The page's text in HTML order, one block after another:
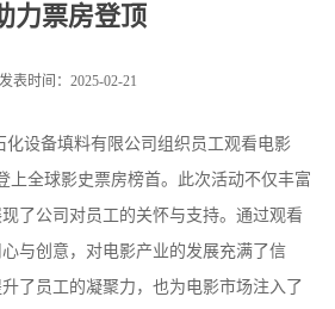
力票房登顶
发表时间：2025-02-21
化设备填料有限公司组织员工观看电影
上全球影史票房榜首。此次活动不仅丰富
了公司对员工的关怀与支持。通过观看
与创意，对电影产业的发展充满了信
了员工的凝聚力，也为电影市场注入了